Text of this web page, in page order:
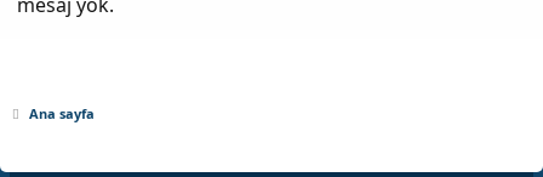
mesaj yok.
Ana sayfa